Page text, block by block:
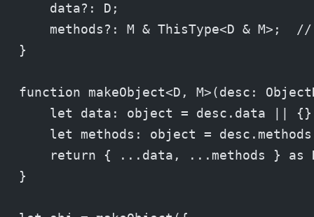
    data?: D;
methods?: M & ThisType<D & M>;
}
function makeObject<D, M>(desc:
let data: object = desc.data ||
let methods: object =
return { ...data, ...methods } as
}